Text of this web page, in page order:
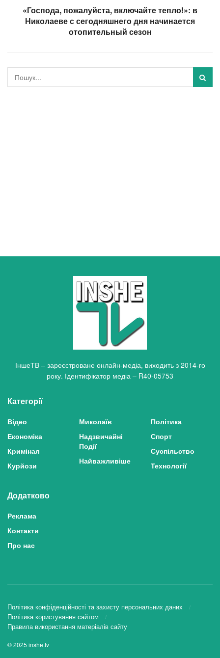
«Господа, пожалуйста, включайте тепло!»: в
Николаеве с сегодняшнего дня начинается
отопительный сезон
ІншеТВ – зареєстроване онлайн-медіа, виходить з 2014-го
року. Ідентифікатор медіа – R40-05753
Категорії
Відео
Економіка
Кримінал
Курйози
Миколаїв
Надзвичайні
Події
Найважливіше
Політика
Спорт
Суспільство
Технології
Додатково
Реклама
Контакти
Про нас
Політика конфіденційності та захисту персональних даних
Політика користування сайтом
Правила використання матеріалів сайту
© 2025 inshe.tv